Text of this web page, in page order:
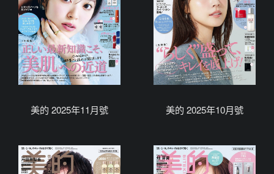
美的 2025年11月號 美的 2025年10月號